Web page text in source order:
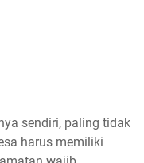
sendiri, paling tidak
harus memiliki